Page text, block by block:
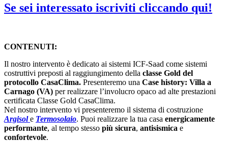
Se sei interessato iscriviti cliccando qui!
CONTENUTI:
Il nostro intervento è dedicato ai sistemi ICF-Saad come sistemi
costruttivi preposti al raggiungimento della classe Gold del
protocollo CasaClima. Presenteremo una Case history: Villa a
Carnago (VA) per realizzare l’involucro opaco ad alte prestazioni
certificata Classe Gold CasaClima.
Nel nostro intervento vi presenteremo il sistema di costruzione
Argisol e Termosolaio. Puoi realizzare la tua casa energicamente
performante, al tempo stesso più sicura, antisismica e
confortevole.